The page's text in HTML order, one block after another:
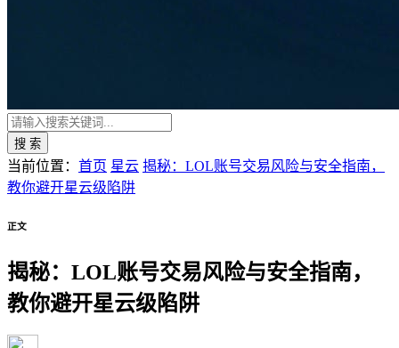
搜 索
当前位置： 首页 星云 揭秘：LOL账号交易风险与安全指南，
教你避开星云级陷阱
正文
揭秘：LOL账号交易风险与安全指南，
教你避开星云级陷阱